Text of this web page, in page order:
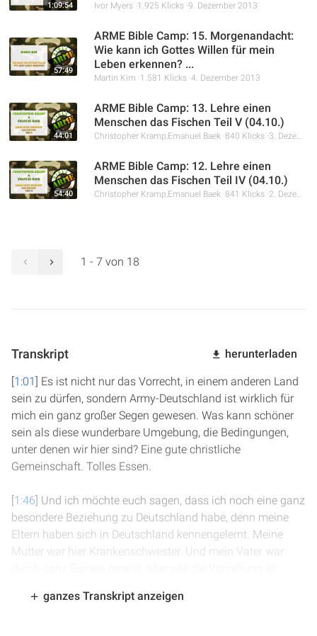
1:09:54 Ivor Myers 1.925 Klicks 9. Dezember 2013
57:49
ARME Bible Camp: 15. Morgenandacht:
Wie kann ich Gottes Willen für mein
Leben erkennen? ...
Martin Kim 1.581 Klicks 4. Dezember 2013
44:01
ARME Bible Camp: 13. Lehre einen
Menschen das Fischen Teil V (04.10.)
Christopher Kramp,Emanuel Baek 840 Klicks 3. Dezember 2013
54:40
ARME Bible Camp: 12. Lehre einen
Menschen das Fischen Teil IV (04.10.)
Christopher Kramp,Emanuel Baek 841 Klicks 2. Dezember 2013
1 - 7 von 18
Transkript herunterladen
[1:01] Es ist nicht nur das Vorrecht, in einem anderen Land
sein zu dürfen, sondern Army-Deutschland ist wirklich für
mich ein ganz großer Segen gewesen. Was kann schöner
sein als diese wunderbare Umgebung, die Bedingungen,
unter denen wir hier sind? Eine gute christliche
Gemeinschaft. Tolles Essen.
[1:46] Und ich möchte euch sagen, dass ich noch eine ganz
besondere Beziehung zu Deutschland habe, denn meine
Eltern haben sich in Deutschland kennengelernt. Meine
Mutter war hier Krankenschwester. Und mein Vater war
sie haben sich ineinander verliebt und sind dann nach
ganzes Transkript anzeigen